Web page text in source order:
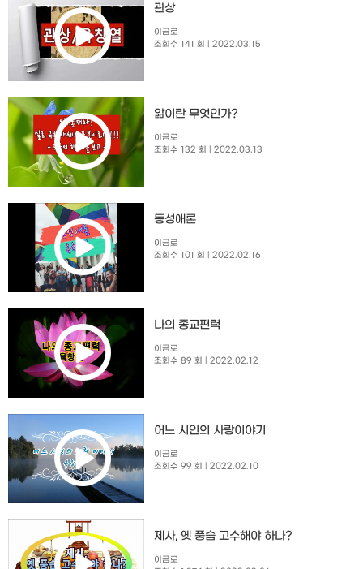
관상
이금로
조회수 141 회
| 2022.03.15
앎이란 무엇인가?
이금로
조회수 132 회
| 2022.03.13
동성애론
이금로
조회수 101 회
| 2022.02.16
나의 종교편력
이금로
조회수 89 회
| 2022.02.12
​어느 시인의 사랑이야기
이금로
조회수 99 회
| 2022.02.10
제사, 옛 풍습 고수해야 하나?
이금로